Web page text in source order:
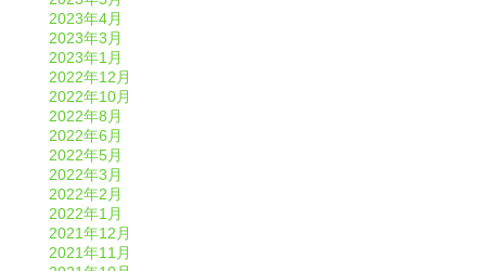
2023年4月
2023年3月
2023年1月
2022年12月
2022年10月
2022年8月
2022年6月
2022年5月
2022年3月
2022年2月
2022年1月
2021年12月
2021年11月